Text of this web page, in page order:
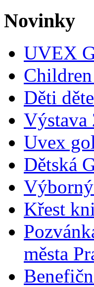
Novinky
UVEX
Děti
Výstava
Uvex
Dětská
Křest
města